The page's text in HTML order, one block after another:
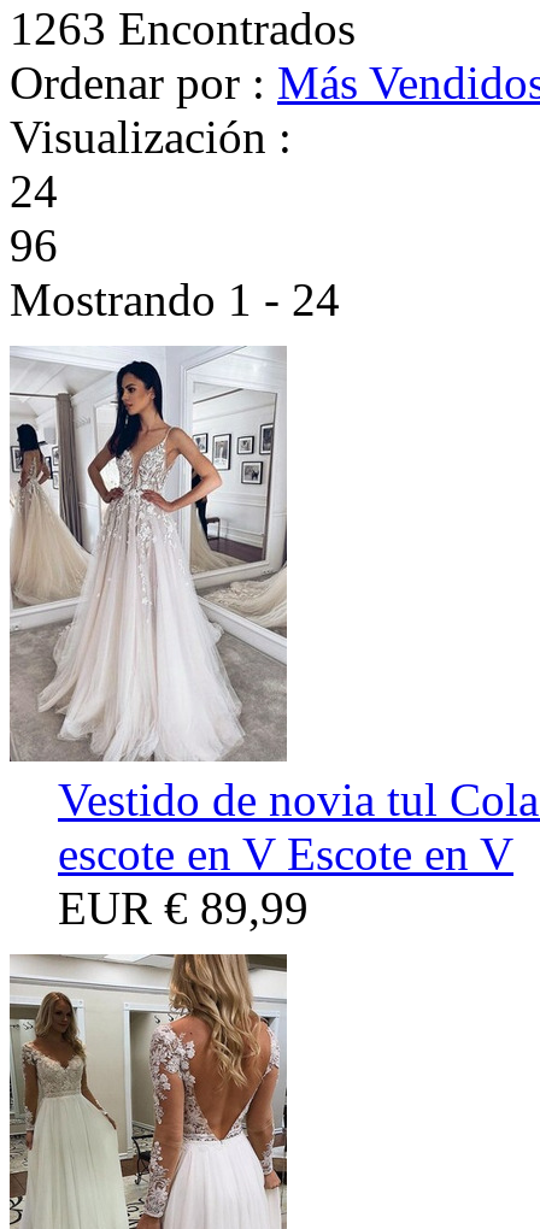
1263 Encontrados
Ordenar por : Más
Visualización :
24
96
Mostrando 1 - 24
Vestido de novia tul
escote en V Escote en V
EUR € 89,99